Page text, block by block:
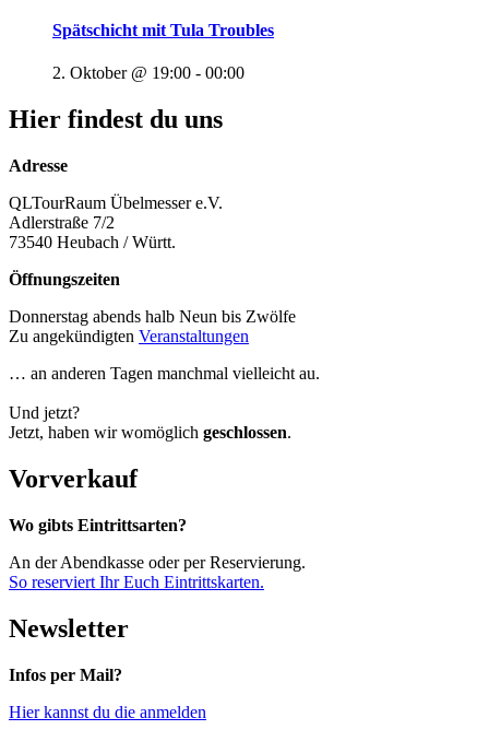
Spätschicht mit Tula Troubles
2. Oktober @ 19:00 - 00:00
Hier findest du uns
Adresse
QLTourRaum Übelmesser e.V.
Adlerstraße 7/2
73540 Heubach / Württ.
Öffnungszeiten
Donnerstag abends halb Neun bis Zwölfe
Zu angekündigten Veranstaltungen
… an anderen Tagen manchmal vielleicht au.
Und jetzt?
Jetzt, haben wir womöglich geschlossen.
Vorverkauf
Wo gibts Eintrittsarten?
An der Abendkasse oder per Reservierung.
So reserviert Ihr Euch Eintrittskarten.
Newsletter
Infos per Mail?
Hier kannst du die anmelden